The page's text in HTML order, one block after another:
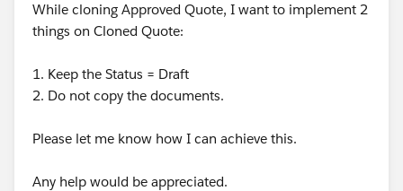
While cloning Approved Quote, I want to implement 2
things on Cloned Quote:
1. Keep the Status = Draft
2. Do not copy the documents.
Please let me know how I can achieve this.
Any help would be appreciated.